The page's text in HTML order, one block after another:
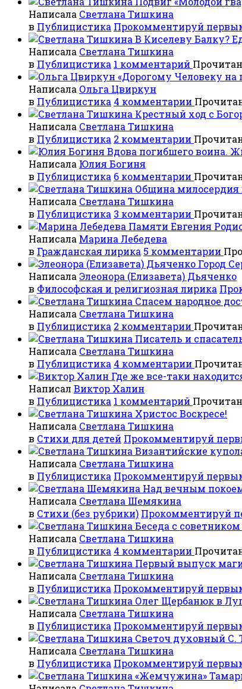
Написала Светлана Тишкина
в Публицистика Прокомментируй
В Киселеву Балку?
Написала Светлана Тишкина
в Публицистика 1 комментарий
«Дорогому Человеку
Написала Ольга Цвиркун
в Публицистика 4 комментарии
Крестный ход с
Написала Светлана Тишкина
в Публицистика 2 комментарии
Вдова погибшего воина.
Написала Юлия Богиня
в Публицистика 6 комментарии
Община милосердия
Написала Светлана Тишкина
в Публицистика 3 комментарии
Памяти Евгения
Написала Марина Лебедева
в Гражданская лирика 5 комментарии
Город
Написала Элеонора (Елизавета) Дьяченко
в Философская и религиозная лирика
Спасем народное
Написала Светлана Тишкина
в Публицистика 2 комментарии
Писатель и
Написала Светлана Тишкина
в Публицистика 4 комментарии
Где же все-таки
Написал Виктор Халин
в Публицистика 1 комментарий
Христос Воскресе!
Написала Светлана Тишкина
в Стихи для детей Прокомментируй
Византийские
Написала Светлана Тишкина
в Публицистика Прокомментируй
Над вечным
Написала Светлана Шемякина
в Стихи (без рубрики) Прокомментируй
Беседа с
Написала Светлана Тишкина
в Публицистика 4 комментарии
Первый выпуск
Написала Светлана Тишкина
в Публицистика Прокомментируй
Олег Щербанюк в
Написала Светлана Тишкина
в Публицистика Прокомментируй
Светоч духовный С.
Написала Светлана Тишкина
в Публицистика Прокомментируй
«Жемчужина»